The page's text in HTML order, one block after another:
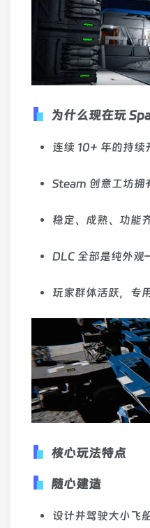
为什么现在玩
连续 10+ 年的持续
Steam 创意工坊拥
稳定、成熟、功能
DLC 全部是纯外
玩家群体活跃，专
核心玩法特点
随心建造
设计并驾驶大小飞